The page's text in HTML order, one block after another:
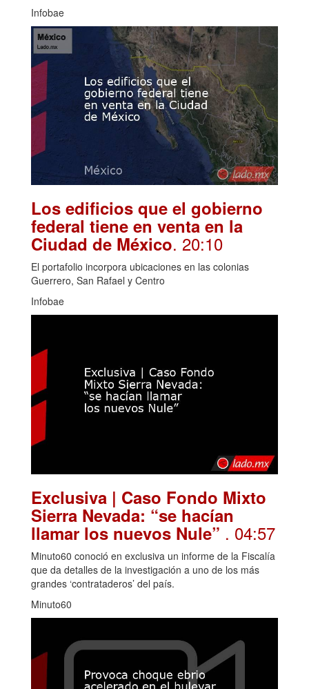
Infobae
Los edificios que el gobierno
federal tiene en venta en la
Ciudad de México. 20:10
El portafolio incorpora ubicaciones en las colonias
Guerrero, San Rafael y Centro
Infobae
Exclusiva | Caso Fondo Mixto
Sierra Nevada: “se hacían
llamar los nuevos Nule” . 04:57
Minuto60 conoció en exclusiva un informe de la Fiscalía
que da detalles de la investigación a uno de los más
grandes ‘contrataderos’ del país.
Minuto60